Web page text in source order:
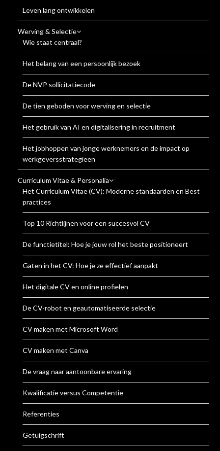
Leven lang ontwikkelen
Werving & Selectie
Wie staat centraal?
Het belang van een persoonlijk bezoek
De NVP sollicitatiecode
De tien geboden voor werving en selectie
Het gebruik van AI en digitalisering in recruitment
Het jobhoppen van jonge werknemers en de impact op
werkgeversstrategieën
Curriculum Vitae & Personalia
Het Curriculum Vitae (CV): Moderne standaarden en Best
practices
Top 10 Richtlijnen voor een succesvol CV
De functietitel: Hoe je jouw rol het beste positioneert
Gaten in het CV: Hoe je ze effectief aanpakt
Het digitale CV en online profielen
De CV-robot en geautomatiseerde selectie
CV maken met Microsoft Word
CV maken met Canva
De vraag naar aantoonbare ervaring
Kwalificatie versus Competentie
Referenties
Getuigschrift